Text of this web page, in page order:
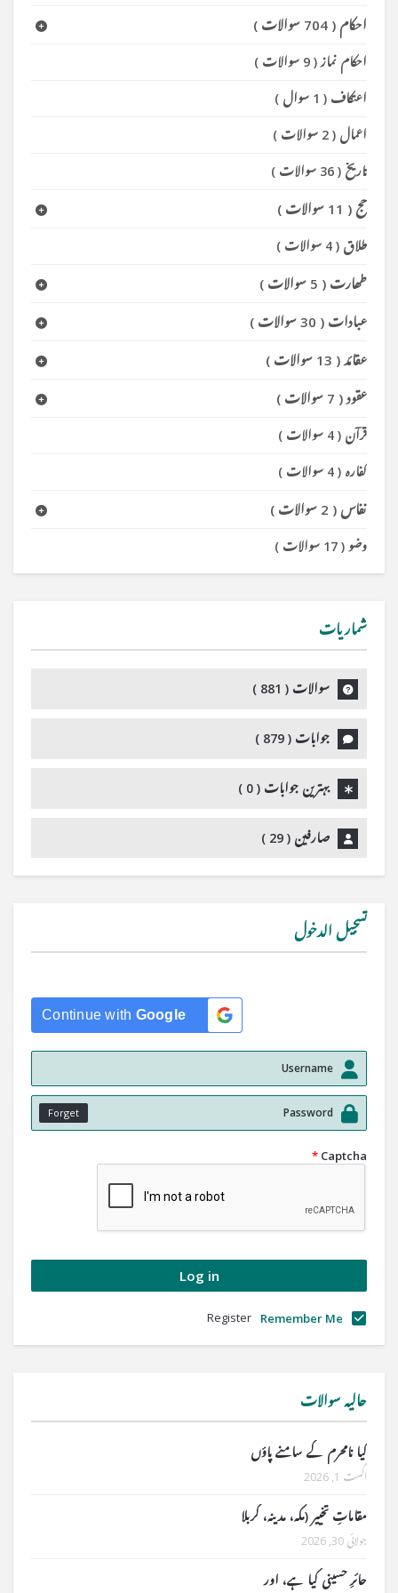
احکام ( 704 سوالات )
احکام نماز( 9 سوالات )
اعتکاف ( 1 سوال )
اعمال ( 2 سوالات )
تاریخ ( 36 سوالات )
حج ( 11 سوالات )
طلاق ( 4 سوالات )
طھارت ( 5 سوالات )
عبادات ( 30 سوالات )
عقائد( 13 سوالات )
عقود ( 7 سوالات )
قرآن ( 4 سوالات )
کفارہ ( 4 سوالات )
نفاس ( 2 سوالات )
وضو ( 17 سوالات )
شماریات
سوالات ( 881
)
جوابات ( 879
)
بہترین جوابات ( 0
)
صارفین ( 29
)
تسجيل الدخول
Continue with Google
Forget
Captcha
*
Remember Me
Register
حالیہ سوالات
کیا نامحرم کے سامنے پاؤں
اگست 1, 2026
مقاماتِ تخییر (مکہ، مدینہ، کربلا
جولائی 30, 2026
حائرِ حسینی کیا ہے، اور